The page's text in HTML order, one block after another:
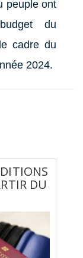
peuple ont
du
cadre du
2024.
DU